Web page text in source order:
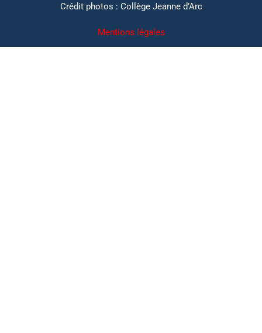
Crédit photos : Collège Jeanne d’Arc
Mentions légales